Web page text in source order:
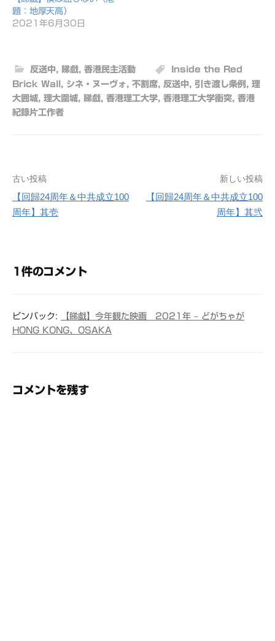
題：地厚天高）
2021年6月30日
反送中, 睇戲, 香港民主活動
Inside the Red
Brick Wall , シネ・ヌーヴォ , 不割席, 反送中, 引き渡し条例 , 理
大囲城, 理大圍城, 睇戲, 香港理工大学, 香港理工大学衝突, 香港
紀錄片工作者
投
稿
ゲ
シ
古い投稿
【回歸24周年＆中共成立100
周年】其壱
新しい投稿
【回歸24周年＆中共成立100
周年】其弐
1件のコメント
ピンバック:
【睇戲】今年観た映画 2021年 – どがちゃが
HONG KONG、OSAKA
コメントを残す